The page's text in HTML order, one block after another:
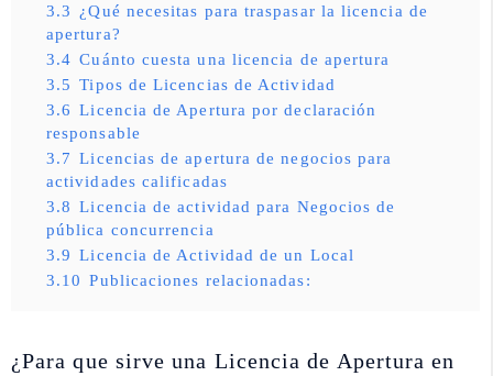
3.3 ¿Qué necesitas para traspasar la licencia de
apertura?
3.4 Cuánto cuesta una licencia de apertura
3.5 Tipos de Licencias de Actividad
3.6 Licencia de Apertura por declaración
responsable
3.7 Licencias de apertura de negocios para
actividades calificadas
3.8 Licencia de actividad para Negocios de
pública concurrencia
3.9 Licencia de Actividad de un Local
3.10 Publicaciones relacionadas:
¿Para que sirve una Licencia de Apertura en